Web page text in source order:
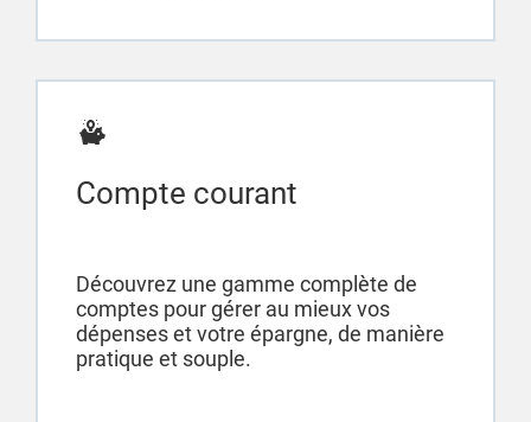
Compte courant
Découvrez une gamme complète de
comptes pour gérer au mieux vos
dépenses et votre épargne, de manière
pratique et souple.